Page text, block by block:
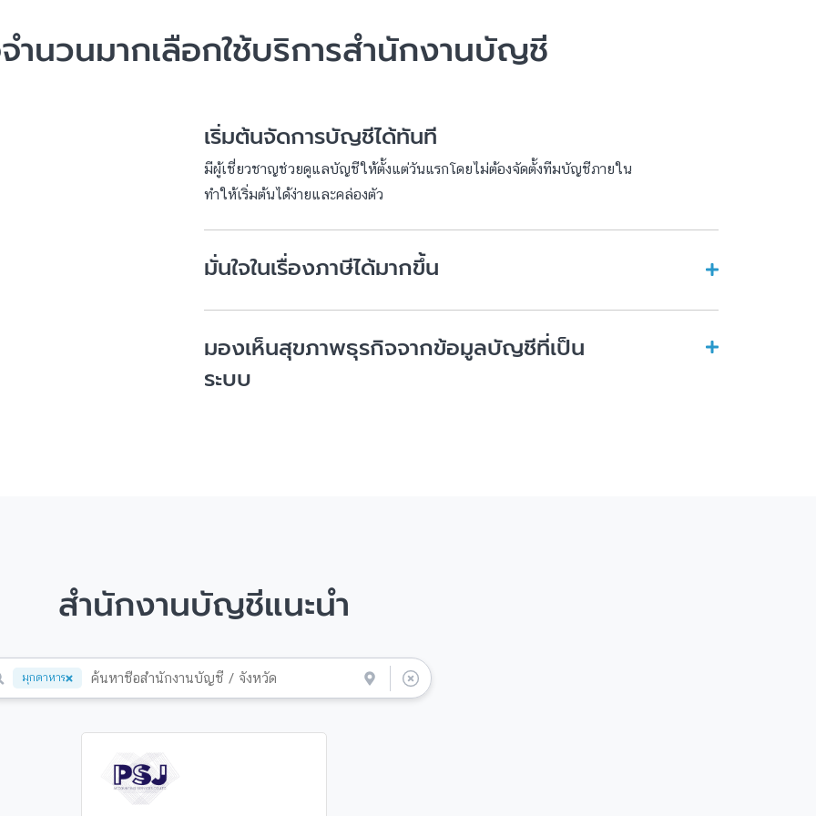
ำนวนมากเลือกใช้บริการสำนักงานบัญชี
เริ่มต้นจัดการบัญชีได้ทันที
มีผู้เชี่ยวชาญช่วยดูแลบัญชีให้ตั้งแต่วันแรกโดยไม่ต้องจัดตั้งทีมบัญชีภายใน
ทำให้เริ่มต้นได้ง่ายและคล่องตัว
มั่นใจในเรื่องภาษีได้มากขึ้น
มองเห็นสุขภาพธุรกิจจากข้อมูลบัญชีที่เป็น
ระบบ
สำนักงานบัญชีแนะนำ
มุกดาหาร